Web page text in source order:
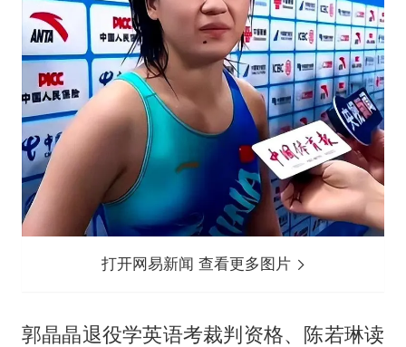
打开网易新闻 查看更多图片
郭晶晶退役学英语考裁判资格、陈若琳读